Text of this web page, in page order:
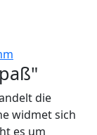
die
widmet sich
es um